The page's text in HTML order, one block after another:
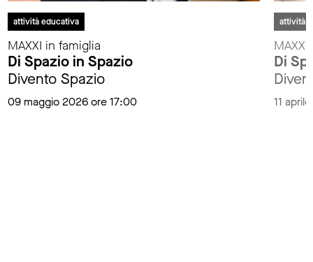
attività educativa
MAXXI in famiglia
Di Spazio in Spazio
Divento Spazio
09 maggio 2026 ore 17:00
attività
Di
11